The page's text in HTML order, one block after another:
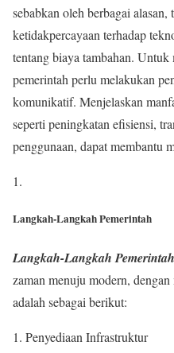
sebabkan oleh berbagai alasan,
ketidakpercayaan terhadap
tentang biaya tambahan. Untuk
pemerintah perlu melakukan
komunikatif. Menjelaskan
seperti peningkatan efisiensi,
penggunaan, dapat membantu
Langkah-Langkah Pemerintah
Langkah-Langkah Pemerintah
zaman menuju modern,
adalah sebagai berikut:
1. Penyediaan Infrastruktur